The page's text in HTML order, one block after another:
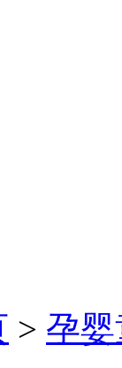
> 孕